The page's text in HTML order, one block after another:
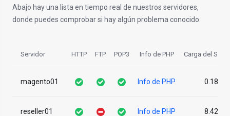
Abajo hay una lista en tiempo real de nuestros servidores,
donde puedes comprobar si hay algún problema conocido.
Servidor HTTP FTP POP3 Info de PHP Carga del
magento01 Info de PHP 0.18
reseller01 Info de PHP 8.42